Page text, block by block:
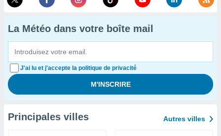
La Météo dans votre boîte mail
J'ai lu et j'accepte la politique de privacité
Principales villes Autres villes